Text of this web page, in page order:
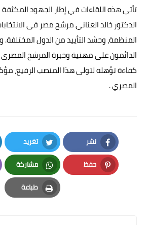
تأتى هذه اللقاءات في إطار الجهود
الدكتور خالد العناني مرشح مصر فى
المنظمة، وحشد التأييد من الدول
الدائمون على مهنية وخبرة المرشح
كفاءة تؤهله لتولى هذا المنصب الرفيع،
المصري .
نشر
Facebook
تغريد
Twitter
حفظ
Pinterest
مشاركة
Whatsapp
طباعة
Print